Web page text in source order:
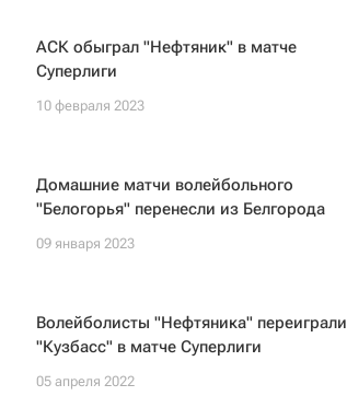
АСК обыграл "Нефтяник" в матче
Суперлиги
10 февраля 2023
Домашние матчи волейбольного
"Белогорья" перенесли из Белгорода
09 января 2023
Волейболисты "Нефтяника" переиграли
"Кузбасс" в матче Суперлиги
05 апреля 2022